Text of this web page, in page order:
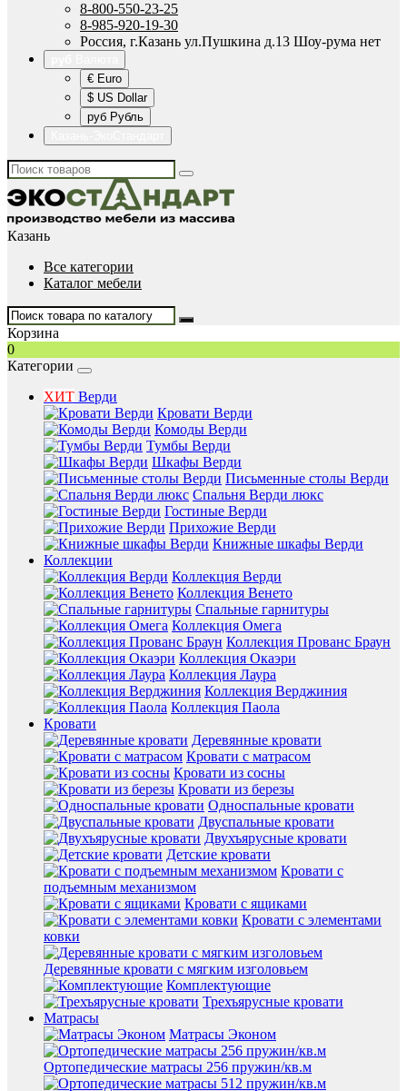
8-800-550-23-25
8-985-920-19-30
Россия, г.Казань ул.Пушкина д.13 Шоу-рума нет
€ Euro
$ US Dollar
руб Рубль
Казань
Все категории
Каталог мебели
Корзина
0
Категории
ХИТ Верди
Кровати Верди
Комоды Верди
Тумбы Верди
Шкафы Верди
Письменные столы Верди
Спальня Верди люкс
Гостиные Верди
Прихожие Верди
Книжные шкафы Верди
Коллекции
Коллекция Верди
Коллекция Венето
Спальные гарнитуры
Коллекция Омега
Коллекция Прованс Браун
Коллекция Окаэри
Коллекция Лаура
Коллекция Верджиния
Коллекция Паола
Кровати
Деревянные кровати
Кровати с матрасом
Кровати из сосны
Кровати из березы
Односпальные кровати
Двуспальные кровати
Двухъярусные кровати
Детские кровати
Кровати с
подъемным механизмом
Кровати с ящиками
Кровати с элементами
ковки
Деревянные кровати с мягким изголовьем
Комплектующие
Трехъярусные кровати
Матрасы
Матрасы Эконом
Ортопедические матрасы 256 пружин/кв.м